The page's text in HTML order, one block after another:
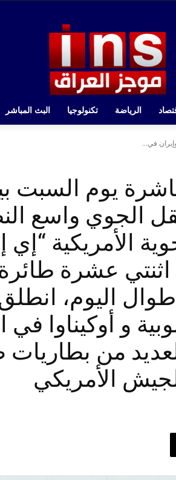
الرياضة تكنولوجيا البث المباشر
في...
يوم السبت
الجوي واسع
الأمريكية
طوال اليوم،
و أوكيناوا
الأمريكي